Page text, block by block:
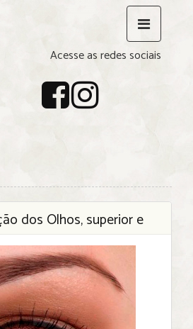
Acesse as redes sociais
dos Olhos, superior e